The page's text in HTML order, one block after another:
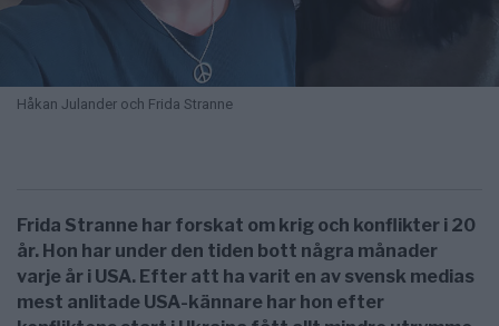
Håkan Julander och Frida Stranne
Frida Stranne har forskat om krig och konflikter i 20
år. Hon har under den tiden bott några månader
varje år i USA. Efter att ha varit en av svensk medias
mest anlitade USA-kännare har hon efter